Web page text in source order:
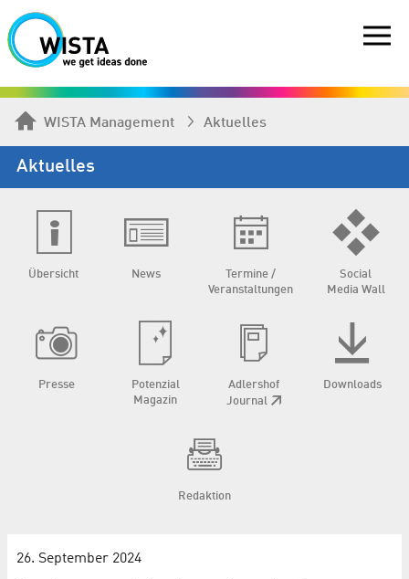
WISTA Management Aktuelles
Aktuelles
Übersicht News
Termine /
Veranstaltungen
Social
Media Wall
Presse
Potenzial
Magazin
Adlershof
Journal
Downloads
Redaktion
26. September 2024